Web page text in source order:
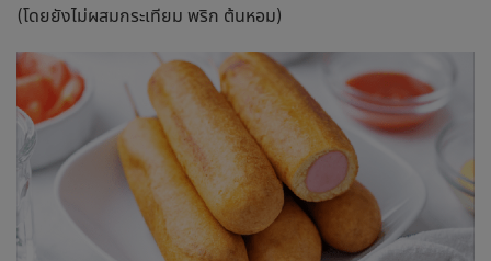
(โดยยังไม่ผสมกระเทียม พริก ต้นหอม)